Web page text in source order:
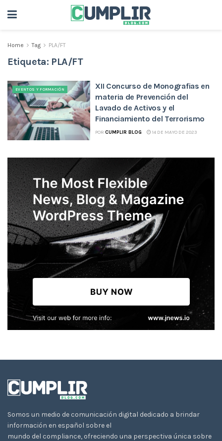
Home Tag PLA/FT
Etiqueta: PLA/FT
EVENTOS Y FORMACIÓN
XII Concurso de Monografias en
materia de Prevención del
Lavado de Activos y el
Financiamiento del Terrorismo
POR CUMPLIR BLOG 14 DE MAYO DE 2023
Somos un medio de comunicación digital dedicado a brindar
información en español sobre el
mundo del compliance, ofreciendo una perspectiva única sobre